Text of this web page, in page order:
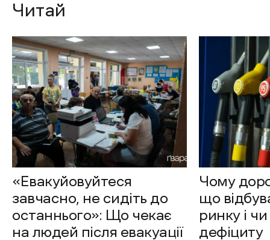
Читай
«Евакуйовуйтеся
завчасно, не сидіть до
останнього»: Що чекає
на людей після евакуації
Чому
що
ринку і
дефіциту